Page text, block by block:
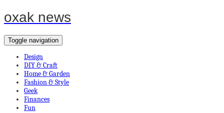
oxak news
Toggle navigation
Design
DIY & Craft
Home & Garden
Fashion & Style
Geek
Finances
Fun